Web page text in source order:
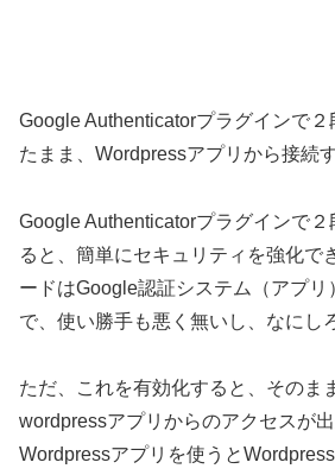
Google Authenticatorプラグインで
たまま、Wordpressアプリから接続
Google Authenticatorプラグインで
ると、簡単にセキュリティを強化で
ードはGoogle認証システム（アプリ
で、使い勝手も悪く無いし、なにし
ただ、これを有効化すると、そのま
wordpressアプリからのアクセスが出
Wordpressアプリを使うと